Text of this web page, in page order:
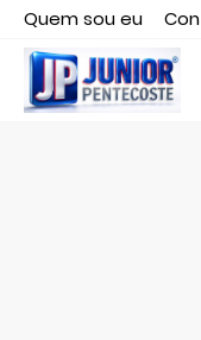
Quem sou eu
Editor responsável,